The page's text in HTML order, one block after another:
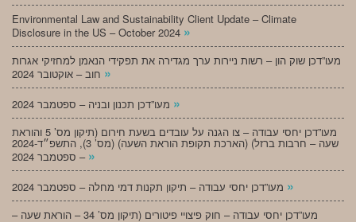
Environmental Law and Sustainability Client Update – Climate
Disclosure in the US – October 2024 »
מעו”דכן שוק הון – רשות ניירות ערך מגדירה את תפקידי הנאמן למחזיקי אגרות
»
»
מעו”דכן יחסי עבודה – צו הגנה על עובדים בשעת חירום (תיקון מס’ 5 והוראת
שעה – חרבות ברזל) (הארכת תקופת הוראת השעה) (מס’ 3), התשפ״ד-2024
– ספטמבר 2024 »
»
מעו”דכן יחסי עבודה – חוק פיצויי פיטורים (תיקון מס’ 34 – הוראת שעה –